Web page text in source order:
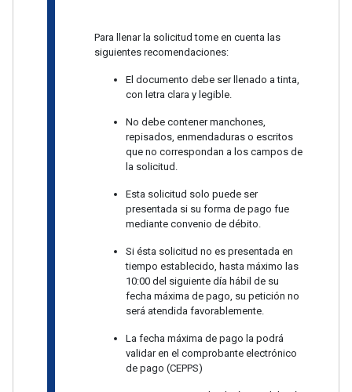
Para llenar la solicitud tome en cuenta las
siguientes recomendaciones:
El documento debe ser llenado a tinta,
con letra clara y legible.
No debe contener manchones,
repisados, enmendaduras o escritos
que no correspondan a los campos de
la solicitud.
Esta solicitud solo puede ser
presentada si su forma de pago fue
mediante convenio de débito.
Si ésta solicitud no es presentada en
tiempo establecido, hasta máximo las
10:00 del siguiente día hábil de su
fecha máxima de pago, su petición no
será atendida favorablemente.
La fecha máxima de pago la podrá
validar en el comprobante electrónico
de pago (CEPPS)